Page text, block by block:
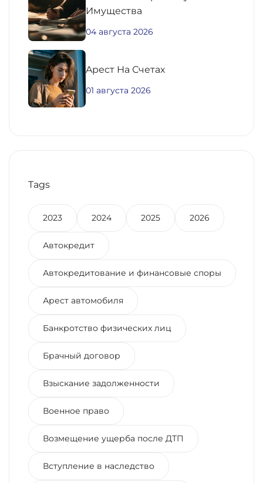
Имущества
04 августа 2026
Aрест На Счетах
01 августа 2026
Tags
2023 2024 2025 2026
Автокредит
Автокредитование и финансовые споры
Арест автомобиля
Банкротство физических лиц
Брачный договор
Взыскание задолженности
Военное право
Возмещение ущерба после ДТП
Вступление в наследство